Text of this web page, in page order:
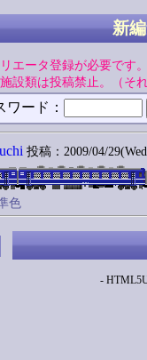
新
エータ登録が必要です
設類は投稿禁止。（そ
ード：
投稿：2009/04/
色
-